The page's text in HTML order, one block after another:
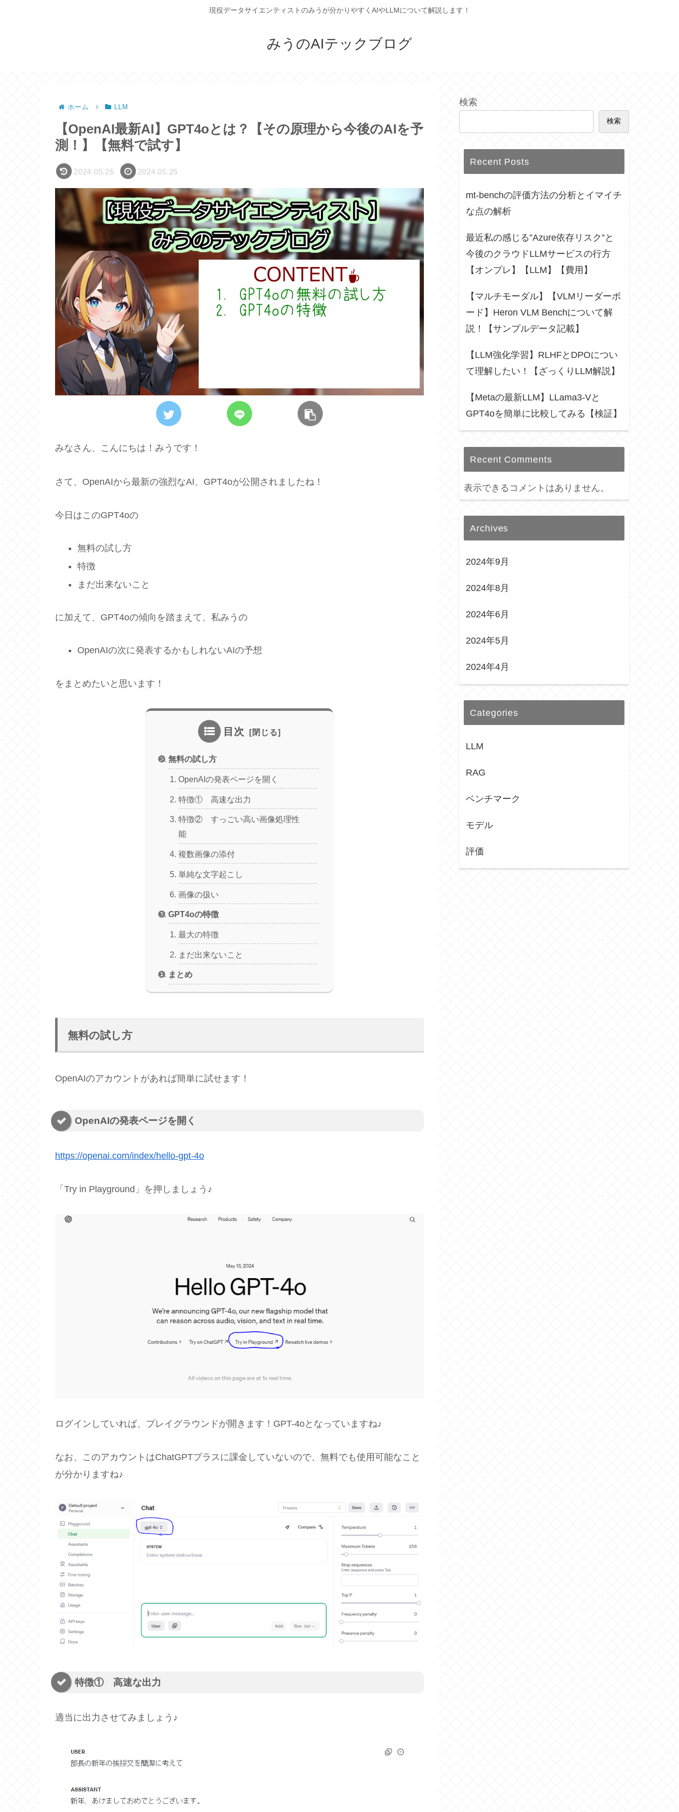
現役データサイエンティストのみうが分かりやすくAIやLLMについて解説します！
みうのAIテックブログ
ホーム LLM
【OpenAI最新AI】GPT4oとは？【その原理から今後のAIを予
測！】【無料で試す】
2024.05.26 2024.05.25
みなさん、こんにちは！みうです！
さて、OpenAIから最新の強烈なAI、GPT4oが公開されましたね！
今日はこのGPT4oの
無料の試し方
特徴
まだ出来ないこと
に加えて、GPT4oの傾向を踏まえて、私みうの
OpenAIの次に発表するかもしれないAIの予想
をまとめたいと思います！
目次
無料の試し方
OpenAIの発表ページを開く
特徴① 高速な出力
特徴② すっごい高い画像処理性
能
複数画像の添付
単純な文字起こし
画像の扱い
GPT4oの特徴
最大の特徴
まだ出来ないこと
まとめ
無料の試し方
OpenAIのアカウントがあれば簡単に試せます！
OpenAIの発表ページを開く
https://openai.com/index/hello-gpt-4o
「Try in Playground」を押しましょう♪
ログインしていれば、プレイグラウンドが開きます！GPT-4oとなっていますね♪
なお、このアカウントはChatGPTプラスに課金していないので、無料でも使用可能なこと
が分かりますね♪
特徴① 高速な出力
適当に出力させてみましょう♪
検索
検索
Recent Posts
mt-benchの評価方法の分析とイマイチ
な点の解析
最近私の感じる”Azure依存リスク”と
今後のクラウドLLMサービスの行方
【オンプレ】【LLM】【費用】
【マルチモーダル】【VLMリーダーボ
ード】Heron VLM Benchについて解
説！【サンプルデータ記載】
【LLM強化学習】RLHFとDPOについ
て理解したい！【ざっくりLLM解説】
【Metaの最新LLM】LLama3-Vと
GPT4oを簡単に比較してみる【検証】
Recent Comments
表示できるコメントはありません。
Archives
2024年9月
2024年8月
2024年6月
2024年5月
2024年4月
Categories
LLM
RAG
ベンチマーク
モデル
評価